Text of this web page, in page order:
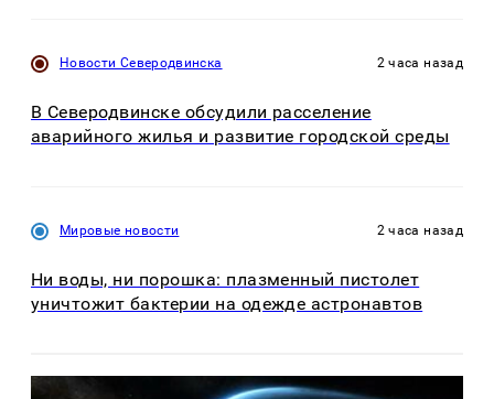
Новости Северодвинска 2 часа назад
В Северодвинске обсудили расселение
аварийного жилья и развитие городской среды
Мировые новости 2 часа назад
Ни воды, ни порошка: плазменный пистолет
уничтожит бактерии на одежде астронавтов